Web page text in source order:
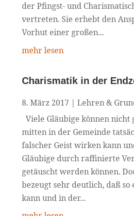
der Pfingst- und
vertreten. Sie erhebt den
Vorhut einer großen...
mehr lesen
Charismatik in der
8. März 2017 | Lehren &
Viele Gläubige können nicht
mitten in der Gemeinde
falscher Geist wirken kann
Gläubige durch raffinierte
getäuscht werden können.
bezeugt sehr deutlich, daß so
kann und in der...